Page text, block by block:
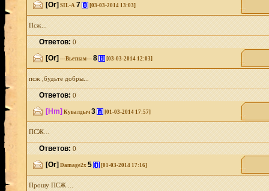
[Or] SIL-A 7 [i] [03-03-2014 13:03]
Псж...
Ответов:0
[Or] ---Вьетнам--- 8 [i] [03-03-2014 12:03]
псж ,будьте добры...
Ответов:0
[Hm] Кувалдыч 3 [i] [01-03-2014 17:57]
ПСЖ...
Ответов:0
[Or] Damage2x 5 [i] [01-03-2014 17:16]
Прошу ПСЖ ...